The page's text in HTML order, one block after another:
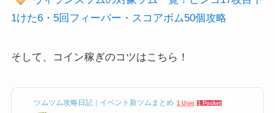
1けた6・5回フィーバー・スコアボム50個攻略
そして、コイン稼ぎのコツはこちら！
ツムツム攻略日記｜イベント新ツムまとめ 1 User 1 Pocket